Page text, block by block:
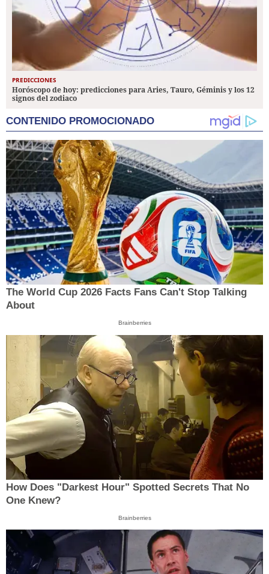
PREDICCIONES
Horóscopo de hoy: predicciones para Aries, Tauro, Géminis y los 12
signos del zodiaco
CONTENIDO PROMOCIONADO
The World Cup 2026 Facts Fans Can't Stop Talking
About
Brainberries
How Does "Darkest Hour" Spotted Secrets That No
One Knew?
Brainberries